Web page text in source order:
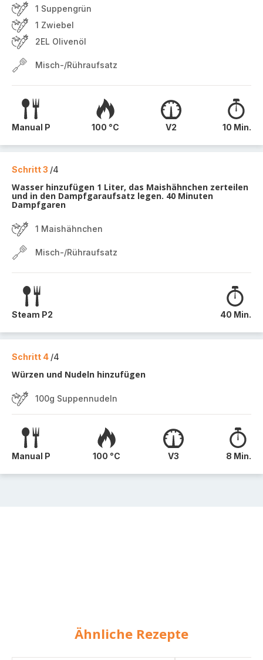
1 Suppengrün
1 Zwiebel
2EL Olivenöl
Misch-/Rühraufsatz
Manual P 100 °C V2 10 Min.
Schritt 3 /4
Wasser hinzufügen 1 Liter, das Maishähnchen zerteilen
und in den Dampfgaraufsatz legen. 40 Minuten
Dampfgaren
1 Maishähnchen
Misch-/Rühraufsatz
Steam P2 40 Min.
Schritt 4 /4
Würzen und Nudeln hinzufügen
100g Suppennudeln
Manual P 100 °C V3 8 Min.
Ähnliche Rezepte